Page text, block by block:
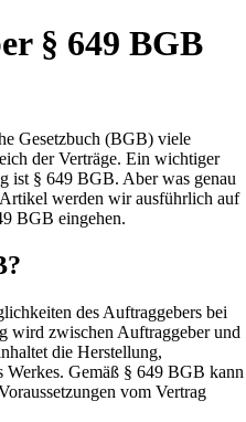
§ 649 BGB
Gesetzbuch (BGB) viele
der Verträge. Ein wichtiger
ist § 649 BGB. Aber was genau
Artikel werden wir ausführlich auf
BGB eingehen.
des Auftraggebers bei
wird zwischen Auftraggeber und
die Herstellung,
Werkes. Gemäß § 649 BGB kann
vom Vertrag